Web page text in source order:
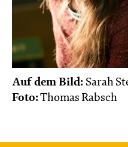
Auf dem Bild: Sarah
Foto:Thomas Rabsch